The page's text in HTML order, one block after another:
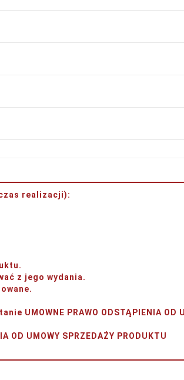
realizacji):
z jego wydania.
PRAWO ODSTĄPIENIA OD
UMOWY SPRZEDAŻY PRODUKTU